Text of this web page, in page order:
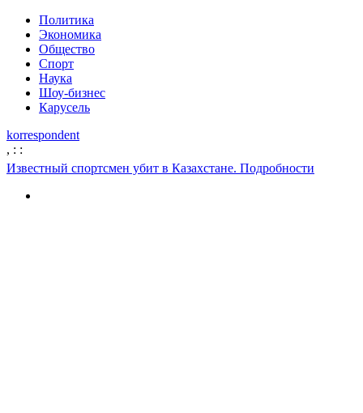
Политика
Экономика
Общество
Спорт
Наука
Шоу-бизнес
Карусель
korrespondent
, : :
Известный спортсмен убит в Казахстане. Подробности